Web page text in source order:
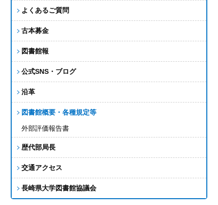
よくあるご質問
古本募金
図書館報
公式SNS・ブログ
沿革
図書館概要・各種規定等
外部評価報告書
歴代部局長
交通アクセス
長崎県大学図書館協議会